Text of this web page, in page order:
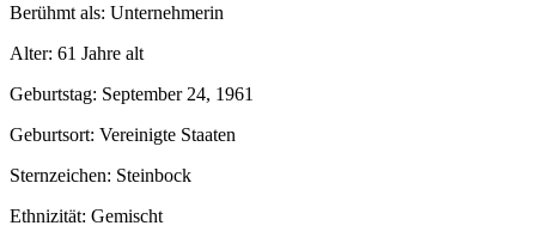
Berühmt als: Unternehmerin
Alter: 61 Jahre alt
Geburtstag: September 24, 1961
Geburtsort: Vereinigte Staaten
Sternzeichen: Steinbock
Ethnizität: Gemischt